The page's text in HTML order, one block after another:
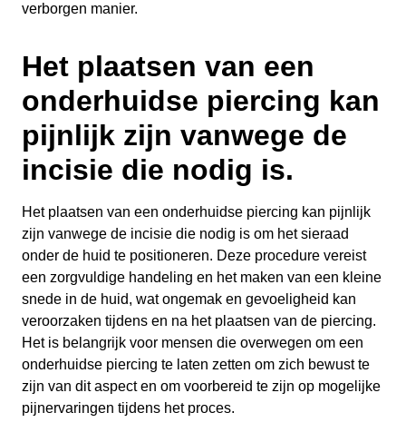
verborgen manier.
Het plaatsen van een
onderhuidse piercing kan
pijnlijk zijn vanwege de
incisie die nodig is.
Het plaatsen van een onderhuidse piercing kan pijnlijk
zijn vanwege de incisie die nodig is om het sieraad
onder de huid te positioneren. Deze procedure vereist
een zorgvuldige handeling en het maken van een kleine
snede in de huid, wat ongemak en gevoeligheid kan
veroorzaken tijdens en na het plaatsen van de piercing.
Het is belangrijk voor mensen die overwegen om een
onderhuidse piercing te laten zetten om zich bewust te
zijn van dit aspect en om voorbereid te zijn op mogelijke
pijnervaringen tijdens het proces.